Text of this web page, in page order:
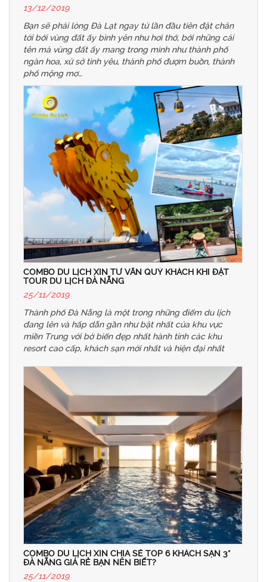
13/12/2019
Bạn sẽ phải lòng Đà Lạt ngay từ lần đầu tiên đặt chân
tới bởi vùng đất ấy bình yên như hơi thở, bởi những cái
tên mà vùng đất ấy mang trong mình như thành phố
ngàn hoa, xứ sở tình yêu, thành phố đượm buồn, thành
phố mộng mơ…
COMBO DU LỊCH XIN TƯ VẤN QUÝ KHÁCH KHI ĐẶT
TOUR DU LỊCH ĐÀ NẴNG
25/11/2019
Thành phố Đà Nẵng là một trong những điểm du lịch
đang lên và hấp dẫn gần như bật nhất của khu vực
miền Trung với bờ biển đẹp nhất hành tinh các khu
resort cao cấp, khách sạn mới nhất và hiện đại nhất
COMBO DU LỊCH XIN CHIA SẺ TOP 6 KHÁCH SẠN 3*
ĐÀ NẴNG GIÁ RẺ BẠN NÊN BIẾT?
25/11/2019